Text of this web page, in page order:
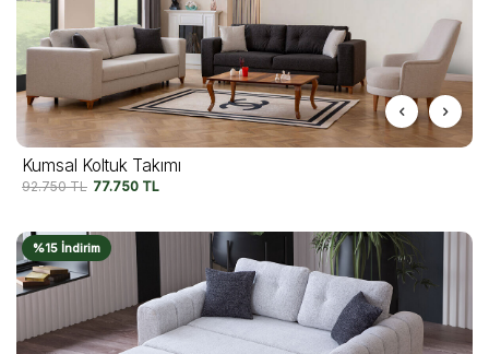
Kumsal Koltuk Takımı
92.750TL 77.750 TL
%15 İndirim